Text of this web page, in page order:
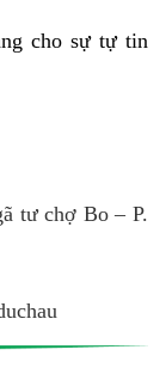
cho sự tự tin
tư chợ Bo – P.